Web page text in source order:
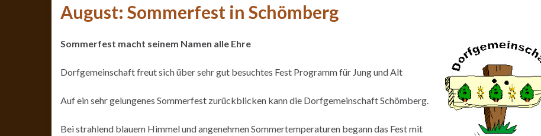
August: Sommerfest in Schömberg
Sommerfest macht seinem Namen alle Ehre
Dorfgemeinschaft freut sich über sehr gut besuchtes Fest Programm für Jung und Alt
Auf ein sehr gelungenes Sommerfest zurückblicken kann die Dorfgemeinschaft Schömberg.
Bei strahlend blauem Himmel und angenehmen Sommertemperaturen begann das Fest mit